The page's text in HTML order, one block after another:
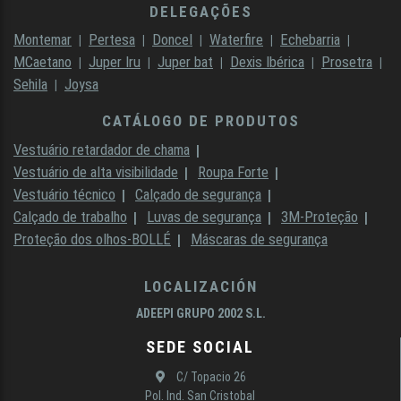
DELEGAÇÕES
Montemar
Pertesa Doncel Waterfire
Echebarria
MCaetano
Juper Iru Juper bat Dexis Ibérica
Prosetra
Sehila
Joysa
CATÁLOGO DE PRODUTOS
Vestuário retardador de chama
Vestuário de alta visibilidade
Roupa Forte
Vestuário técnico
Calçado de segurança
Calçado de trabalho
Luvas de segurança
3M-Proteção
Proteção dos olhos-BOLLÉ
Máscaras de segurança
LOCALIZACIÓN
ADEEPI GRUPO 2002 S.L.
SEDE SOCIAL
C/ Topacio 26
Pol. Ind. San Cristobal